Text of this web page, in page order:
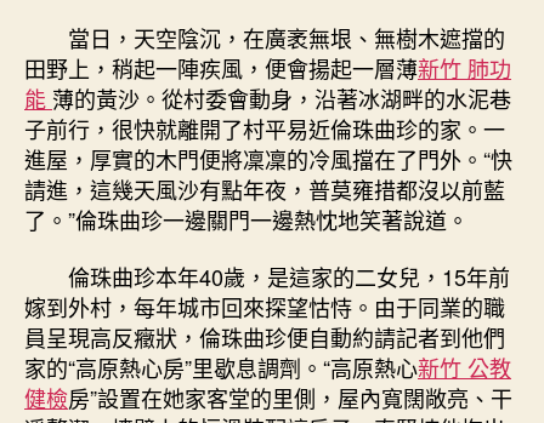
當日，天空陰沉，在廣袤無垠、無樹木遮擋的
田野上，稍起一陣疾風，便會揚起一層薄新竹 肺功
能 薄的黃沙。從村委會動身，沿著冰湖畔的水泥巷
子前行，很快就離開了村平易近倫珠曲珍的家。一
進屋，厚實的木門便將凜凜的冷風擋在了門外。“快
請進，這幾天風沙有點年夜，普莫雍措都沒以前藍
了。”倫珠曲珍一邊關門一邊熱忱地笑著說道。
倫珠曲珍本年40歲，是這家的二女兒，15年前
嫁到外村，每年城市回來探望怙恃。由于同業的職
員呈現高反癥狀，倫珠曲珍便自動約請記者到他們
家的“高原熱心房”里歇息調劑。“高原熱心新竹 公教
健檢房”設置在她家客堂的里側，屋內寬闊敞亮、干